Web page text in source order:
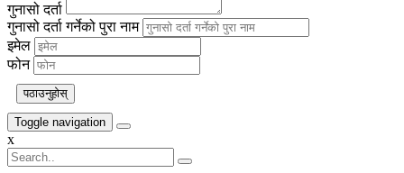
गुनासो दर्ता
गुनासो दर्ता गर्नेको पुरा नाम
इमेल
फोन
पठाउनुहोस्
Toggle navigation
x